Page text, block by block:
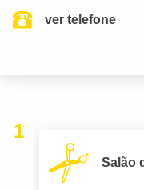
ver telefone
1
Salão